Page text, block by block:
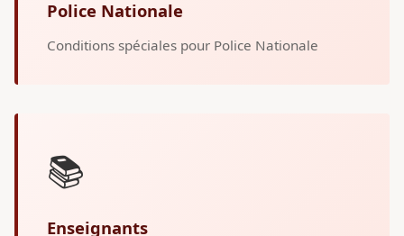
Police Nationale
Conditions spéciales pour Police Nationale
📚
Enseignants